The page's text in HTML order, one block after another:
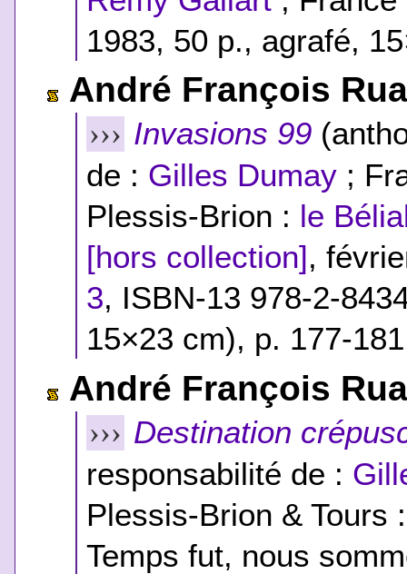
1983, 50 p., agrafé,
André François
››› Invasions 99
de : Gilles Dumay ;
Plessis-Brion : le
[hors collection],
3, ISBN-13 978-2-
15×23 cm), p. 177-
André François
››› Destination
responsabilité de :
Plessis-Brion & Tours
Temps fut, nous